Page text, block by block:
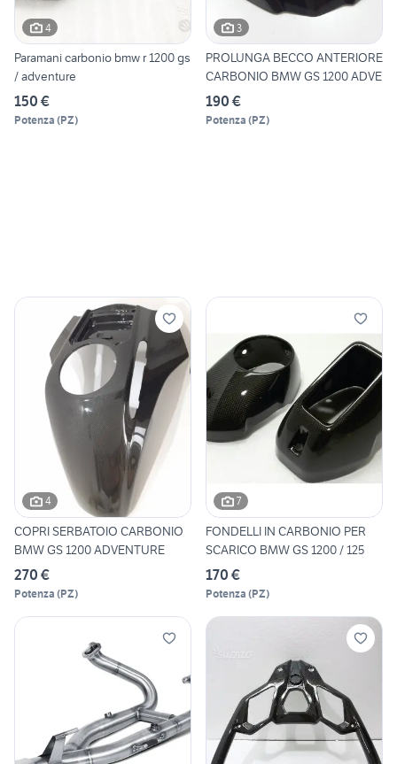
4
Paramani carbonio bmw r 1200 gs
/ adventure
150 €
Potenza (PZ)
3
PROLUNGA BECCO ANTERIORE
CARBONIO BMW GS 1200 ADVE
190 €
Potenza (PZ)
4
COPRI SERBATOIO CARBONIO
BMW GS 1200 ADVENTURE
270 €
Potenza (PZ)
7
FONDELLI IN CARBONIO PER
SCARICO BMW GS 1200 / 125
170 €
Potenza (PZ)